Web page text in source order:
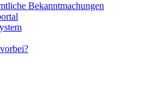
Bekanntmachungen